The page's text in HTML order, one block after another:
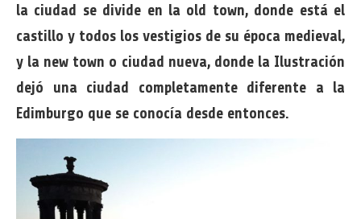
la ciudad se divide en la old town, donde está el
castillo y todos los vestigios de su época medieval,
y la new town o ciudad nueva, donde la Ilustración
dejó una ciudad completamente diferente a la
Edimburgo que se conocía desde entonces.